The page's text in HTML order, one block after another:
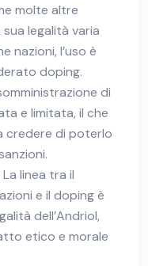
molte altre
legalità varia
nazioni, l’uso è
doping.
di
e limitata, il che
credere di poterlo
La linea tra il
e il doping è
dell’Andriol,
etico e morale